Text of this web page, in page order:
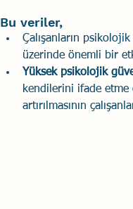
Bu veriler,
Çalışanların
üzerinde önemli bir
Yüksek psikolojik
kendilerini ifade
artırılmasının